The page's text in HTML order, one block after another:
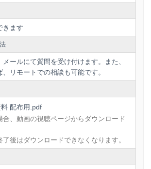
きます
ールにて質問を受け付けます。また、
、リモートでの相談も可能です。
配布用.pdf
、動画の視聴ページからダウンロード
後はダウンロードできなくなります。